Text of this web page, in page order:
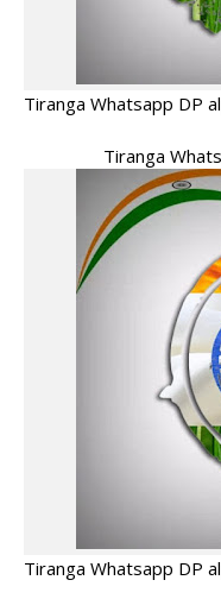
Tiranga Whatsapp DP
Tiranga
Tiranga Whatsapp DP